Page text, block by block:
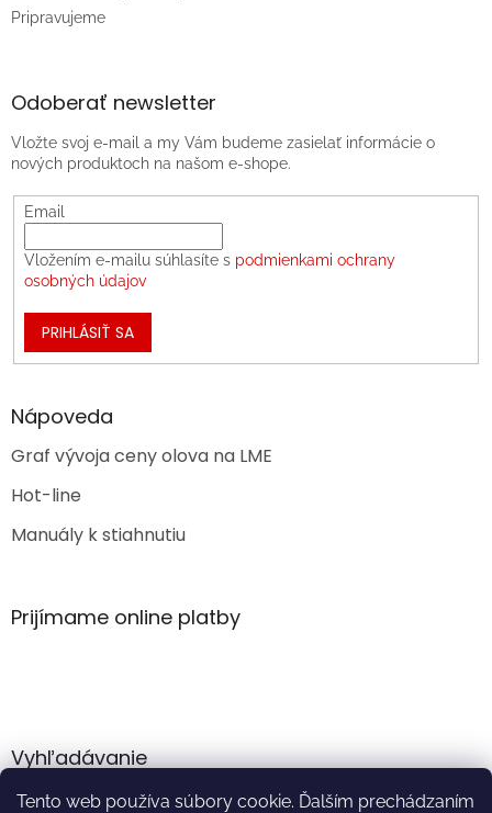
Tento web používa súbory cookie. Ďalším prechádzaním
Pripravujeme
Odoberať newsletter
Vložte svoj e-mail a my Vám budeme zasielať informácie o
nových produktoch na našom e-shope.
Email
Vložením e-mailu súhlasíte s podmienkami ochrany
osobných údajov
PRIHLÁSIŤ SA
Nápoveda
Graf vývoja ceny olova na LME
Hot-line
Manuály k stiahnutiu
Prijímame online platby
Vyhľadávanie